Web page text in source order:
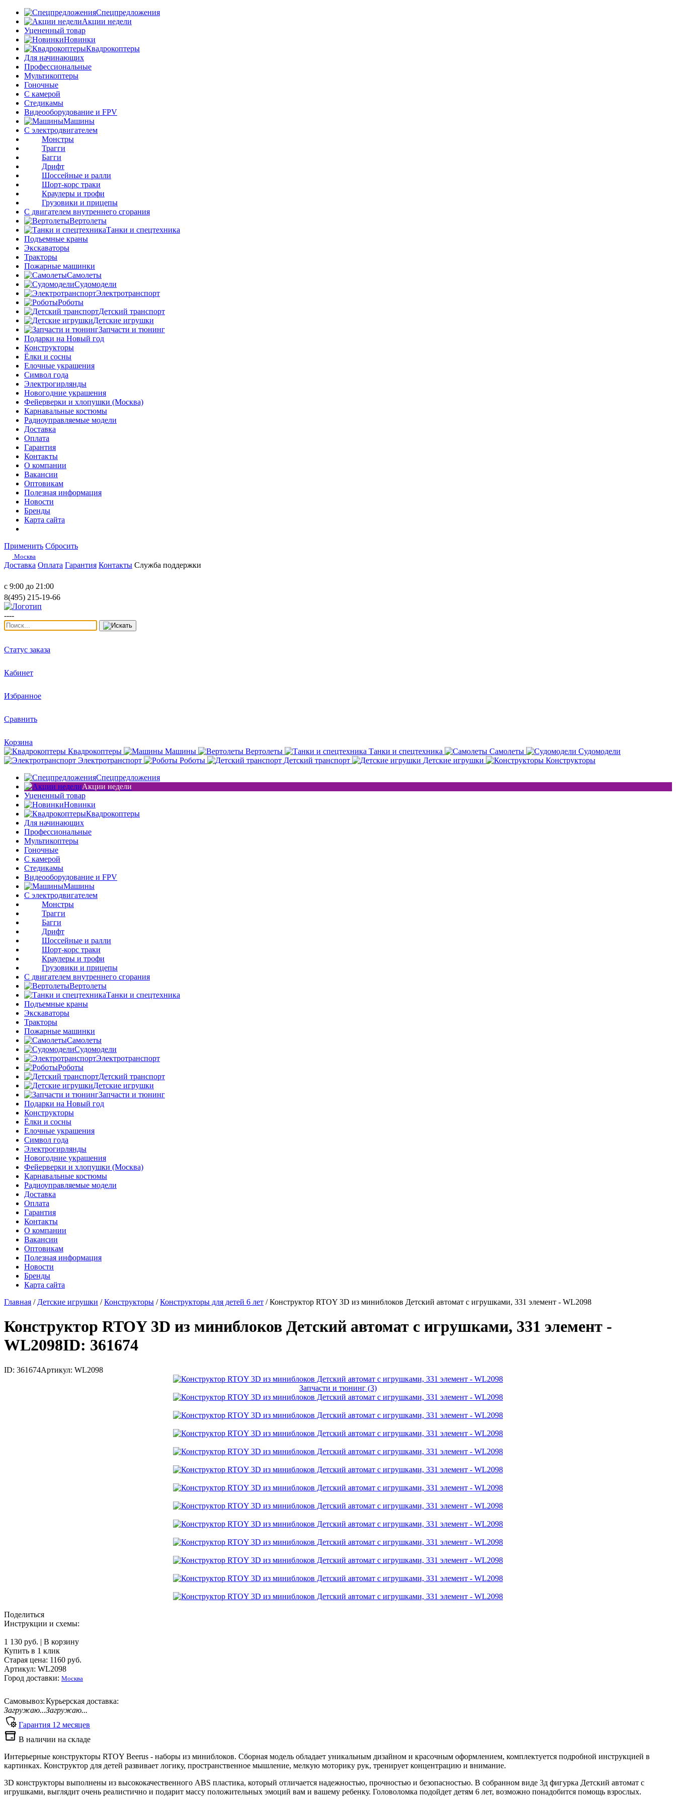
Спецпредложения
Акции недели
Уцененный товар
Новинки
Квадрокоптеры
Для начинающих
Профессиональные
Мультикоптеры
Гоночные
C камерой
Стедикамы
Видеооборудование и FPV
Машины
С электродвигателем
Монстры
Трагги
Багги
Дрифт
Шоссейные и ралли
Шорт-корс траки
Краулеры и трофи
Грузовики и прицепы
С двигателем внутреннего сгорания
Вертолеты
Танки и спецтехника
Подъемные краны
Экскаваторы
Тракторы
Пожарные машинки
Самолеты
Судомодели
Электротранспорт
Роботы
Детский транспорт
Детские игрушки
Запчасти и тюнинг
Подарки на Новый год
Конструкторы
Ёлки и сосны
Елочные украшения
Символ года
Электрогирлянды
Новогодние украшения
Фейерверки и хлопушки (Москва)
Карнавальные костюмы
Радиоуправляемые модели
Доставка
Оплата
Гарантия
Контакты
О компании
Вакансии
Оптовикам
Полезная информация
Новости
Бренды
Карта сайта
Применить Сбросить
Москва
Доставка Оплата Гарантия Контакты Служба поддержки
с 9:00 до 21:00
8(495) 215-19-66
----
Статус заказа
Кабинет
Избранное
Сравнить
Корзина
Квадрокоптеры
Машины Вертолеты Танки и спецтехника Самолеты
Судомодели
Электротранспорт
Роботы Детский транспорт Детские игрушки
Конструкторы
Спецпредложения
Акции недели
Уцененный товар
Новинки
Квадрокоптеры
Для начинающих
Профессиональные
Мультикоптеры
Гоночные
C камерой
Стедикамы
Видеооборудование и FPV
Машины
С электродвигателем
Монстры
Трагги
Багги
Дрифт
Шоссейные и ралли
Шорт-корс траки
Краулеры и трофи
Грузовики и прицепы
С двигателем внутреннего сгорания
Вертолеты
Танки и спецтехника
Подъемные краны
Экскаваторы
Тракторы
Пожарные машинки
Самолеты
Судомодели
Электротранспорт
Роботы
Детский транспорт
Детские игрушки
Запчасти и тюнинг
Подарки на Новый год
Конструкторы
Ёлки и сосны
Елочные украшения
Символ года
Электрогирлянды
Новогодние украшения
Фейерверки и хлопушки (Москва)
Карнавальные костюмы
Радиоуправляемые модели
Доставка
Оплата
Гарантия
Контакты
О компании
Вакансии
Оптовикам
Полезная информация
Новости
Бренды
Карта сайта
Главная / Детские игрушки /Конструкторы /Конструкторы для детей 6 лет /Конструктор RTOY 3D из миниблоков Детский автомат с игрушками, 331 элемент - WL2098
Конструктор RTOY 3D из миниблоков Детский автомат с игрушками, 331 элемент -
WL2098ID: 361674
ID: 361674Артикул: WL2098
Запчасти и тюнинг (3)
Поделиться
Инструкции и схемы:
1 130 руб. | В корзину
Купить в 1 клик
Старая цена: 1160 руб.
Артикул: WL2098
Город доставки: Москва
Самовывоз:
Загружаю...
Курьерская доставка:
Загружаю...
Гарантия 12 месяцев
В наличии на складе
Интерьерные конструкторы RTOY Beerus - наборы из миниблоков. Сборная модель обладает уникальным дизайном и красочным оформлением, комплектуется подробной инструкцией в
картинках. Конструктор для детей развивает логику, пространственное мышление, мелкую моторику рук, тренирует концентрацию и внимание.
3D конструкторы выполнены из высококачественного ABS пластика, который отличается надежностью, прочностью и безопасностью. В собранном виде 3д фигурка Детский автомат с
игрушками, выглядит очень реалистично и подарит массу положительных эмоций вам и вашему ребенку. Головоломка подойдет детям 6 лет, возможно понадобится помощь взрослых.